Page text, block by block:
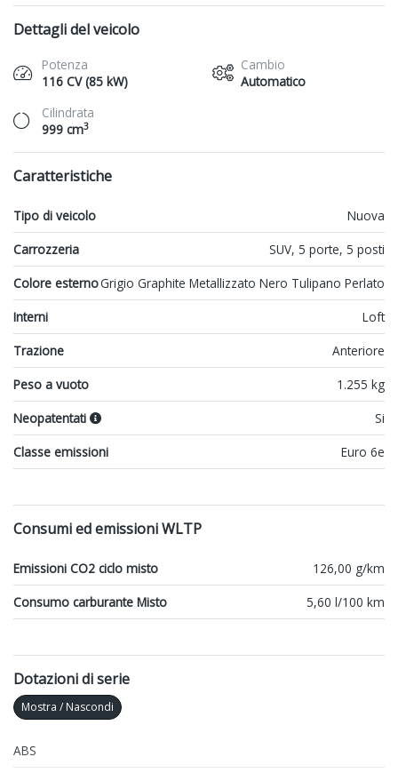
Dettagli del veicolo
Potenza
116 CV (85 kW)
Cambio
Automatico
Cilindrata
999 cm3
Caratteristiche
Tipo di veicolo
Nuova
Carrozzeria
SUV, 5 porte, 5 posti
Colore esternoGrigio Graphite Metallizzato Nero Tulipano Perlato
Interni
Loft
Trazione
Anteriore
Peso a vuoto
1.255 kg
Neopatentati
Si
Classe emissioni
Euro 6e
Consumi ed emissioni WLTP
Emissioni CO2 ciclo misto
126,00 g/km
Consumo carburante Misto
5,60 l/100 km
Dotazioni di serie
Mostra / Nascondi
ABS